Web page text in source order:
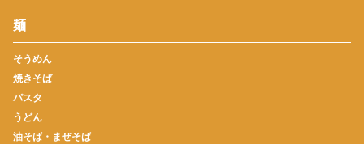
麺
そうめん
焼きそば
パスタ
うどん
油そば・まぜそば